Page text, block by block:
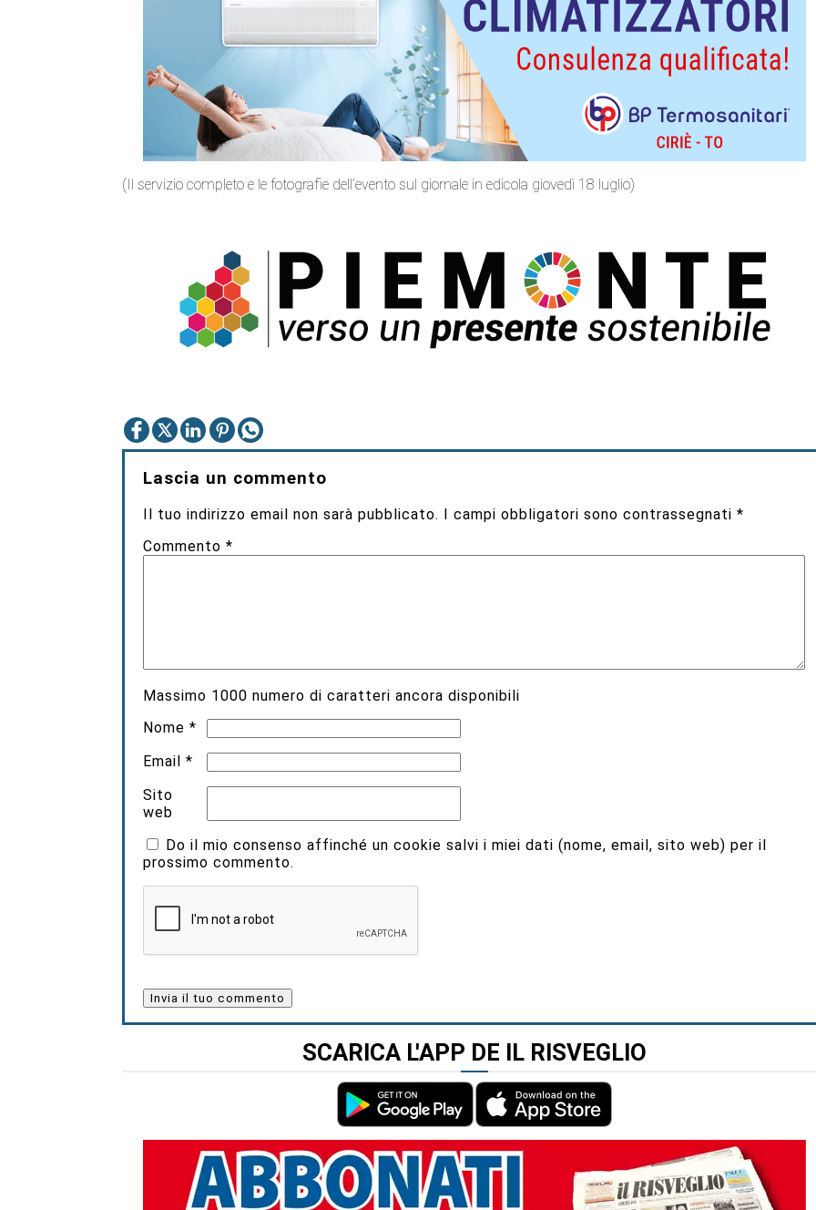
(Il servizio completo e le fotografie dell’evento sul giornale in edicola giovedì 18 luglio)
Lascia un commento
Il tuo indirizzo email non sarà pubblicato. I campi obbligatori sono contrassegnati*
Commento*
Massimo 1000 numero di caratteri ancora disponibili
Nome*
Email*
Sito
web
Do il mio consenso affinché un cookie salvi i miei dati (nome, email, sito web) per il
prossimo commento.
SCARICA L'APP DE IL RISVEGLIO